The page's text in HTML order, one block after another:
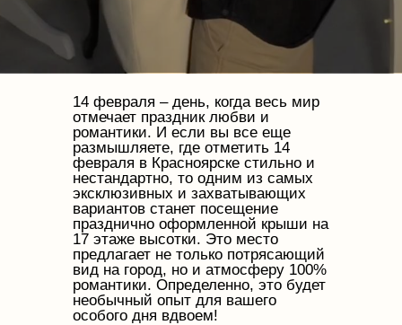
14 февраля – день, когда весь мир
отмечает праздник любви и
романтики. И если вы все еще
размышляете, где отметить 14
февраля в Красноярске стильно и
нестандартно, то одним из самых
эксклюзивных и захватывающих
вариантов станет посещение
празднично оформленной крыши на
17 этаже высотки. Это место
предлагает не только потрясающий
вид на город, но и атмосферу 100%
романтики. Определенно, это будет
необычный опыт для вашего
особого дня вдвоем!